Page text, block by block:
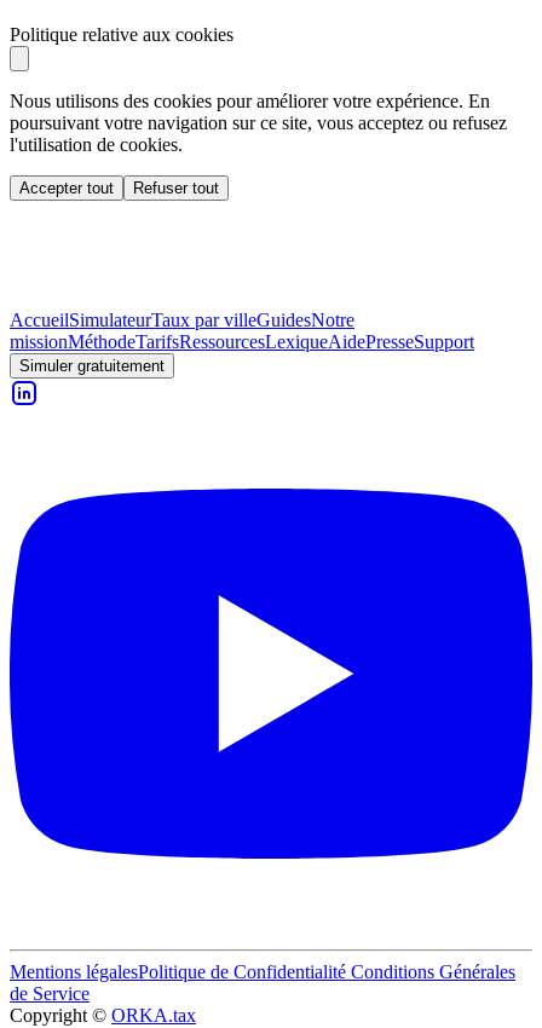
Politique relative aux cookies
Nous utilisons des cookies pour améliorer votre expérience. En
poursuivant votre navigation sur ce site, vous acceptez ou refusez
l'utilisation de cookies.
Accepter tout Refuser tout
AccueilSimulateurTaux par villeGuidesNotre
missionMéthodeTarifsRessourcesLexiqueAidePresseSupport
Simuler gratuitement
Mentions légalesPolitique de Confidentialité Conditions Générales
de Service
Copyright © ORKA.tax